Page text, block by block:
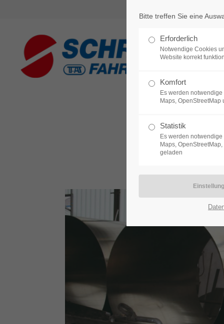
Benutzername
Lost your password?
Lorem ipsum dolor sit amet:
24h
Mon - Fri 8:00am - 5:00pm
Bitte treffen Sie eine
Erforderlich
Notwendige Cookies
Website korrekt
Komfort
Es werden
Maps,
Statistik
Es werden
Maps,
geladen